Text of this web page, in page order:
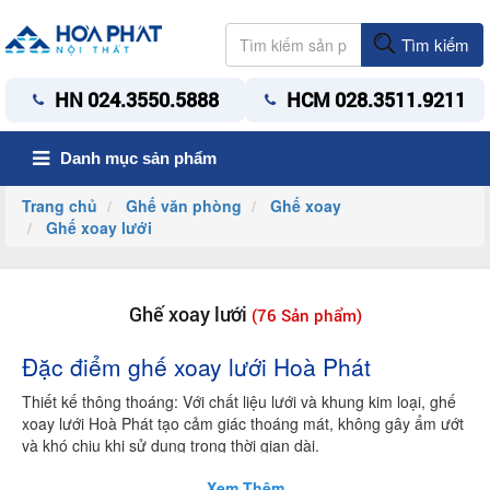
Tìm kiếm
HN 024.3550.5888 HCM 028.3511.9211
Danh mục sản phẩm
Trang chủ Ghế văn phòng
Ghế xoay
Ghế xoay lưới
Ghế xoay lưới (76 Sản phẩm)
Đặc điểm ghế xoay lưới Hoà Phát
Thiết kế thông thoáng: Với chất liệu lưới và khung kim loại, ghế
xoay lưới Hoà Phát tạo cảm giác thoáng mát, không gây ẩm ướt
và khó chịu khi sử dụng trong thời gian dài.
Độ bền cao: Với khung ghế được làm từ kim loại chắc chắn, ghế